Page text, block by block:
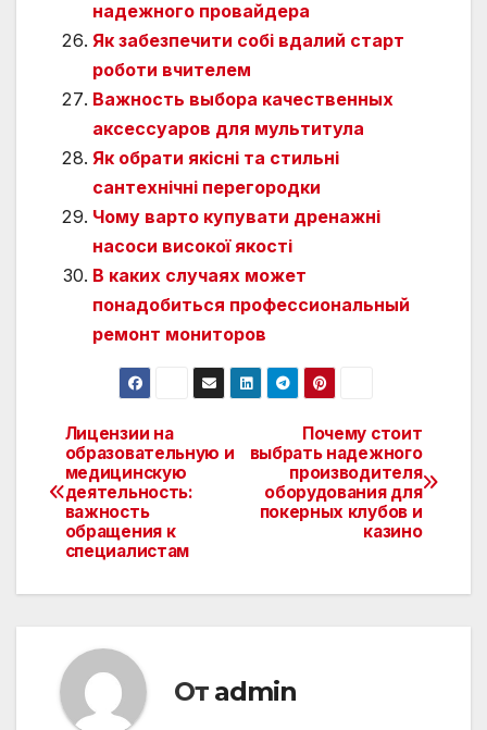
надежного провайдера
Як забезпечити собі вдалий старт
роботи вчителем
Важность выбора качественных
аксессуаров для мультитула
Як обрати якісні та стильні
сантехнічні перегородки
Чому варто купувати дренажні
насоси високої якості
В каких случаях может
понадобиться профессиональный
ремонт мониторов
Навигация
по
записям
Почему стоит
выбрать надежного
производителя
оборудования для
покерных клубов и
казино
Лицензии на
образовательную и
медицинскую
деятельность:
важность
обращения к
специалистам
От admin